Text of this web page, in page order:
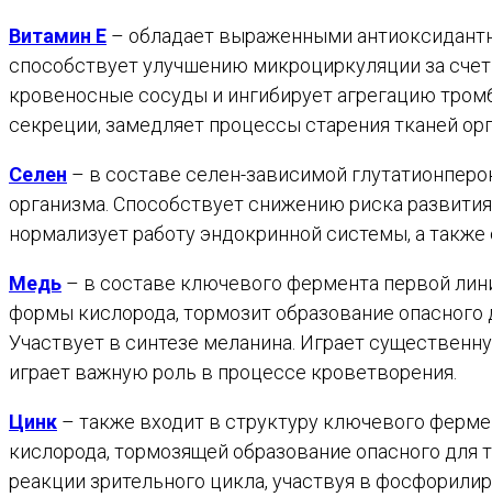
Витамин Е – обладает выраженными
способствует улучшению микроциркуляции за
кровеносные сосуды и ингибирует агрегацию
секреции, замедляет процессы старения тканей
Селен – в составе селен-зависимой
организма. Способствует снижению риска
нормализует работу эндокринной системы, а
Медь – в составе ключевого фермента первой
формы кислорода, тормозит образование опасного
Участвует в синтезе меланина. Играет
играет важную роль в процессе кроветворения.
Цинк – также входит в структуру ключевого
кислорода, тормозящей образование опасного для
реакции зрительного цикла, участвуя в